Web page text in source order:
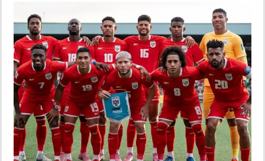
DEPORTES
MUNDO
INSÓLITAS
MULTIMEDIA